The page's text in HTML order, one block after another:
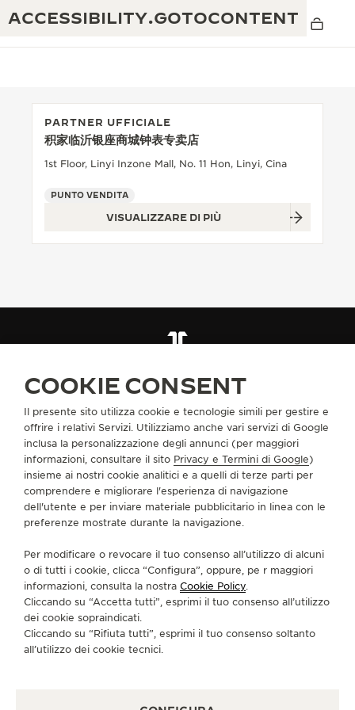
ACCESSIBILITY.GOTOCONTENT
GARANZIA JAEGER-LECOULTRE
THE DREAM SHAPER
REVERSO STORIES
THE SOUND MAKER
THE STELLAR ODYSSEY
THE PRECISION PIONEER
VEDERE TUTTI GLI EVENTI
ECCELLENZA: OLTRE 190 ANNI DI TRADIZIONE
CREATIVITÀ: OLTRE 430 BREVETTI
PARTNER UFFICIALE
积家临沂银座商城钟表专卖店
1st Floor, Linyi Inzone Mall, No. 11 Hon, Linyi, Cina
PUNTO VENDITA
VISUALIZZARE DI PIÙ
VAI ALLA PAGINA INSTAGRAM DI JAEGER-
VAI ALLA PAGINA LINKEDIN DI JAEGER-
VAI ALLA PAGINA FACEBOOK DI
VAI ALLA PAGINA YOUTUBE
VAI ALLA PAGINA
VAI ALLA PAGINA
ISCRIVERSI ALLA NEWSLETTER
INFORMAZIONI SU DI NOI
SERVIZI
CONTATTI
COOKIE CONSENT
Il presente sito utilizza cookie e tecnologie simili per gestire e
offrire i relativi Servizi. Utilizziamo anche vari servizi di Google
inclusa la personalizzazione degli annunci (per maggiori
informazioni, consultare il sito Privacy e Termini di Google)
insieme ai nostri cookie analitici e a quelli di terze parti per
comprendere e migliorare l'esperienza di navigazione
dell'utente e per inviare materiale pubblicitario in linea con le
preferenze mostrate durante la navigazione.
Per modificare o revocare il tuo consenso all’utilizzo di alcuni
o di tutti i cookie, clicca “Configura”, oppure, pe r maggiori
informazioni, consulta la nostra Cookie Policy.
Cliccando su “Accetta tutti”, esprimi il tuo consenso all’utilizzo
dei cookie sopraindicati.
Cliccando su “Rifiuta tutti”, esprimi il tuo consenso soltanto
all’utilizzo dei cookie tecnici.